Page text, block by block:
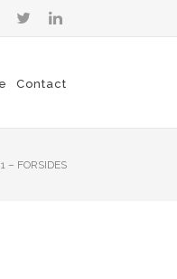
Contact
FORSIDES